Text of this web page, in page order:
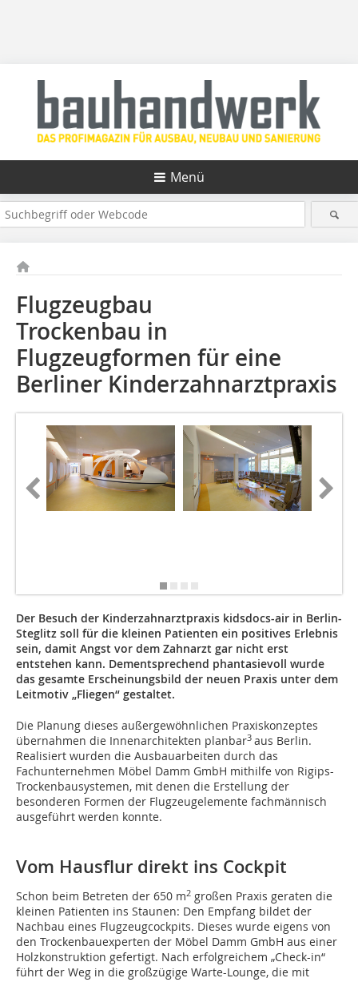
Menü
Flugzeugbau
Trockenbau in
Flugzeugformen für eine
Berliner Kinderzahnarztpraxis
Der Besuch der Kinderzahnarztpraxis kidsdocs-air in Berlin-
Steglitz soll für die kleinen Patienten ein positives Erlebnis
sein, damit Angst vor dem Zahnarzt gar nicht erst
entstehen kann. Dementsprechend phantasievoll wurde
das gesamte Erscheinungsbild der neuen Praxis unter dem
Leitmotiv „Fliegen“ gestaltet.
Die Planung dieses außergewöhnlichen Praxiskonzeptes
übernahmen die Innenarchitekten planbar3 aus Berlin.
Realisiert wurden die Ausbauarbeiten durch das
Fachunternehmen Möbel Damm GmbH mithilfe von Rigips-
Trockenbausystemen, mit denen die Erstellung der
besonderen Formen der Flugzeugelemente fachmännisch
ausgeführt werden konnte.
Vom Hausflur direkt ins Cockpit
Schon beim Betreten der 650 m2 großen Praxis geraten die
kleinen Patienten ins Staunen: Den Empfang bildet der
Nachbau eines Flugzeugcockpits. Dieses wurde eigens von
den Trockenbauexperten der Möbel Damm GmbH aus einer
Holzkonstruktion gefertigt. Nach erfolgreichem „Check-in“
führt der Weg in die großzügige Warte-Lounge, die mit